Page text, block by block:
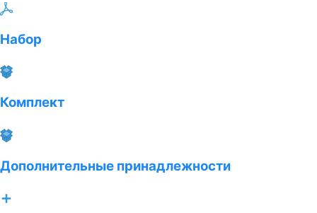
Набор
Комплект
Дополнительные принадлежности